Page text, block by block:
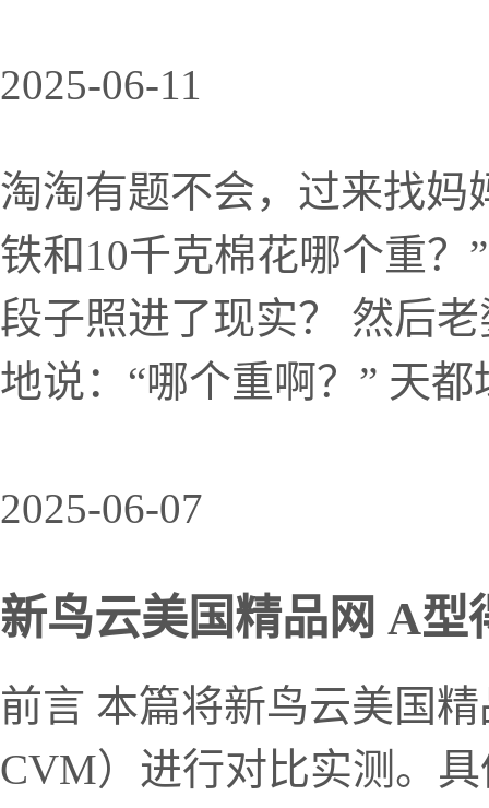
2025-06-11
淘淘有题不会，过来找妈
铁和10千克棉花哪个重
段子照进了现实？ 然后
地说：“哪个重啊？” 天都
2025-06-07
新鸟云美国精品网 A型
前言 本篇将新鸟云美国
CVM）进行对比实测。